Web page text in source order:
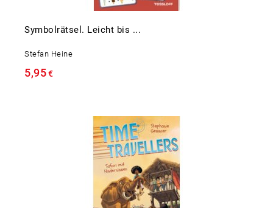
Symbolrätsel. Leicht bis ...
Stefan Heine
5,95€